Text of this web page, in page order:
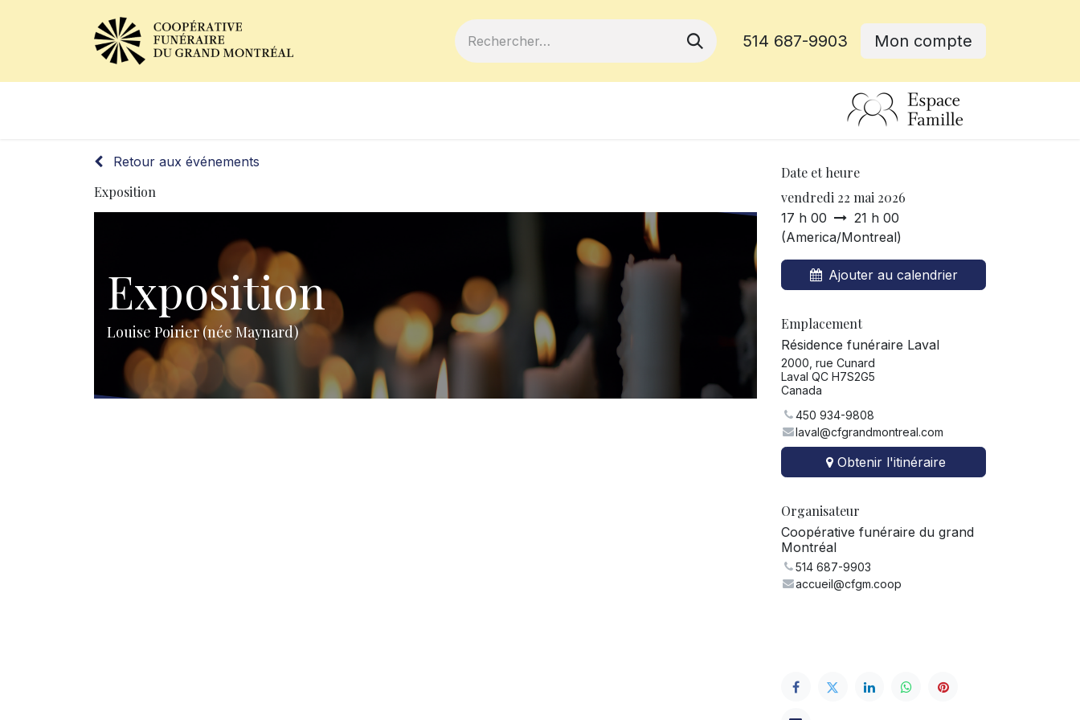
514 687-9903 Mon compte
Retour aux événements
Exposition
Exposition
Louise Poirier (née Maynard)
Date et heure
vendredi 22 mai 2026
17 h 00
21 h 00
(America/Montreal)
Ajouter au calendrier
Emplacement
Résidence funéraire Laval
2000, rue Cunard
Laval QC H7S2G5
Canada
450 934-9808
laval@cfgrandmontreal.com
Obtenir l'itinéraire
Organisateur
Coopérative funéraire du grand
Montréal
514 687-9903
accueil@cfgm.coop